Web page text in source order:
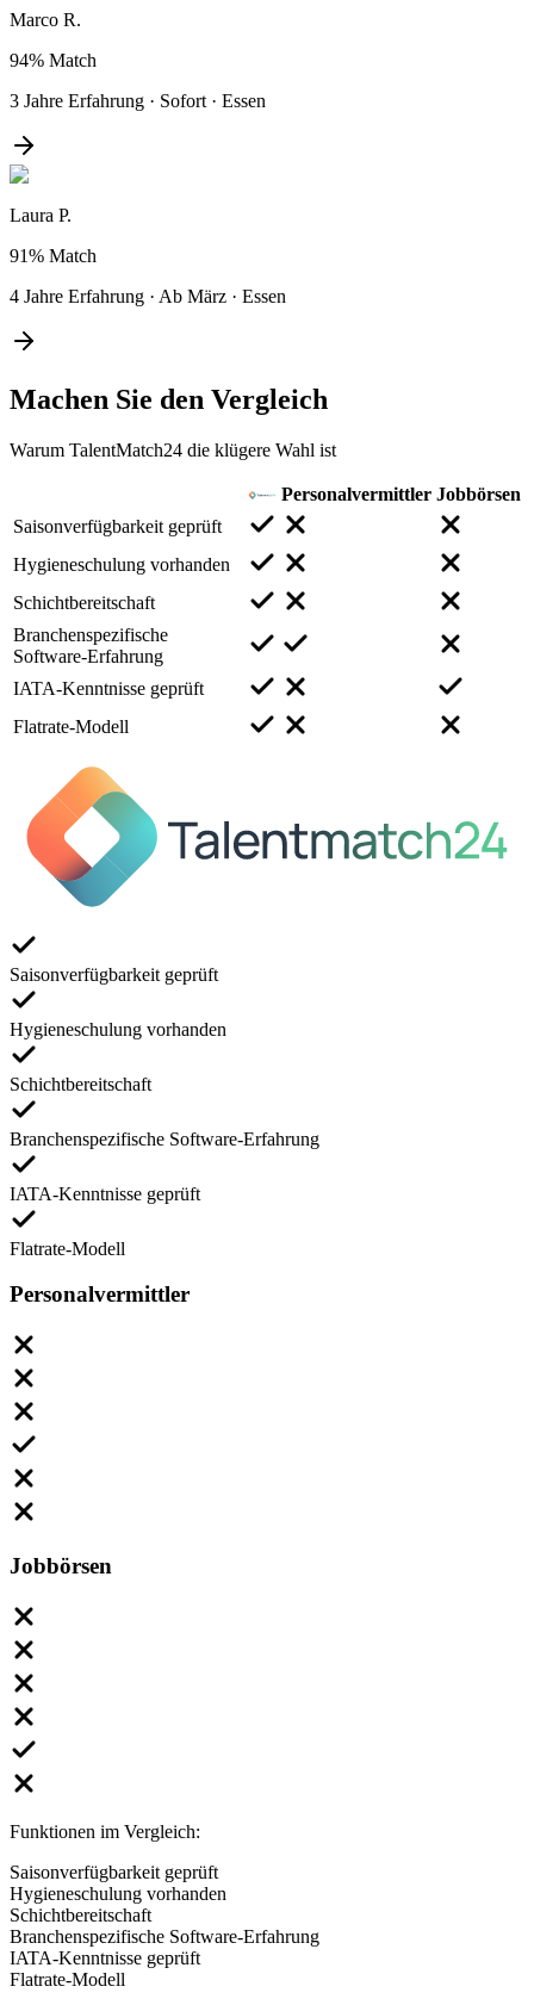
Marco R.
94% Match
3 Jahre Erfahrung · Sofort · Essen
Laura P.
91% Match
4 Jahre Erfahrung · Ab März · Essen
Machen Sie den Vergleich
Warum TalentMatch24 die klügere Wahl ist
Personalvermittler Jobbörsen
Saisonverfügbarkeit geprüft
Hygieneschulung vorhanden
Schichtbereitschaft
Branchenspezifische
Software-Erfahrung
IATA-Kenntnisse geprüft
Flatrate-Modell
Saisonverfügbarkeit geprüft
Hygieneschulung vorhanden
Schichtbereitschaft
Branchenspezifische Software-Erfahrung
IATA-Kenntnisse geprüft
Flatrate-Modell
Personalvermittler
Jobbörsen
Funktionen im Vergleich:
Saisonverfügbarkeit geprüft
Hygieneschulung vorhanden
Schichtbereitschaft
Branchenspezifische Software-Erfahrung
IATA-Kenntnisse geprüft
Flatrate-Modell